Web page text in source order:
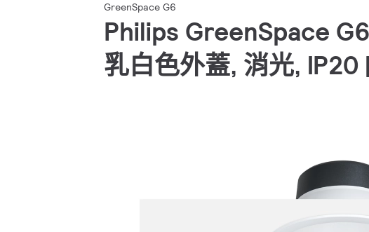
GreenSpace G6
Philips GreenSpace
乳白色外蓋, 消光,